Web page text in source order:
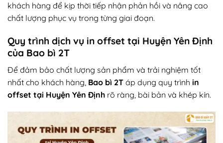
khách hàng để kịp thời tiếp nhận phản hồi và nâng cao
chất lượng phục vụ trong từng giai đoạn.
Quy trình dịch vụ in offset tại Huyện Yên Định
của Bao bì 2T
Để đảm bảo chất lượng sản phẩm và trải nghiệm tốt
nhất cho khách hàng, Bao bì 2T áp dụng quy trình in
offset tại Huyện Yên Định rõ ràng, bài bản và khép kín.